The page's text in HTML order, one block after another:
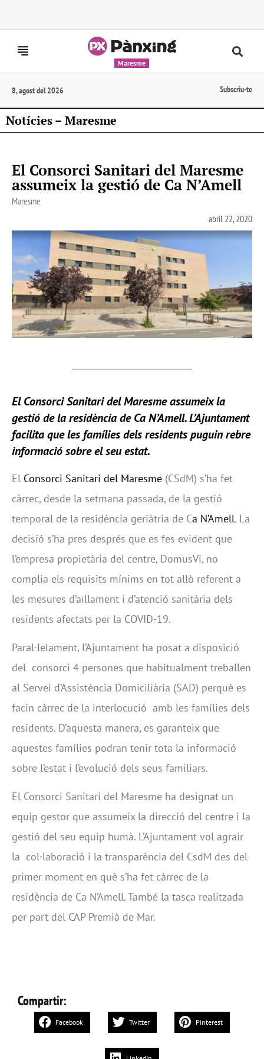
Maresme
8, agost del 2026 Subscriu-te
Notícies – Maresme
El Consorci Sanitari del Maresme
assumeix la gestió de Ca N’Amell
Maresme
abril 22, 2020
El Consorci Sanitari del Maresme assumeix la
gestió de la residència de Ca N’Amell. L’Ajuntament
facilita que les famílies dels residents puguin rebre
informació sobre el seu estat.
El Consorci Sanitari del Maresme (CSdM) s’ha fet
càrrec, desde la setmana passada, de la gestió
temporal de la residència geriàtria de Ca N’Amell. La
decisió s’ha pres després que es fes evident que
l’empresa propietària del centre, DomusVi, no
complia els requisits mínims en tot allò referent a
les mesures d’aïllament i d’atenció sanitària dels
residents afectats per la COVID-19.
Paral·lelament, l’Ajuntament ha posat a disposició
del consorci 4 persones que habitualment treballen
al Servei d’Assistència Domiciliària (SAD) perquè es
facin càrrec de la interlocució amb les famílies dels
residents. D’aquesta manera, es garanteix que
aquestes famílies podran tenir tota la informació
sobre l’estat i l’evolució dels seus familiars.
El Consorci Sanitari del Maresme ha designat un
equip gestor que assumeix la direcció del centre i la
gestió del seu equip humà. L’Ajuntament vol agrair
la col·laboració i la transparència del CsdM des del
primer moment en què s’ha fet càrrec de la
residència de Ca N’Amell. També la tasca realitzada
per part del CAP Premià de Mar.
Compartir:
Facebook Twitter Pinterest